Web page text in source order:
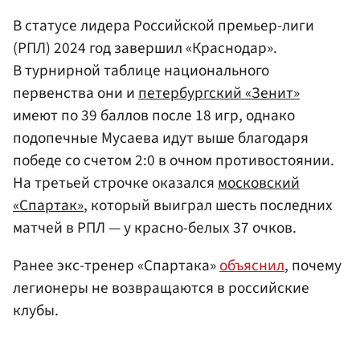
В статусе лидера Российской премьер-лиги
(РПЛ) 2024 год завершил «Краснодар».
В турнирной таблице национального
первенства они ипетербургский «Зенит»
имеют по 39 баллов после 18 игр, однако
подопечные Мусаева идут выше благодаря
победе со счетом 2:0 в очном противостоянии.
На третьей строчке оказалсямосковский
«Спартак», который выиграл шесть последних
матчей в РПЛ — у красно-белых 37 очков.
Ранее экс-тренер «Спартака»объяснил, почему
легионеры не возвращаются в российские
клубы.